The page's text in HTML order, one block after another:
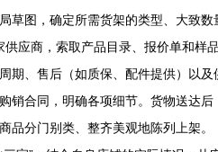
草图，确定所需货架的类型、大致数
应商，索取产品目录、报价单和样品
期、售后（如质保、配件提供）以及
销合同，明确各项细节。货物送达
品分门别类、整齐美观地陈列上架。